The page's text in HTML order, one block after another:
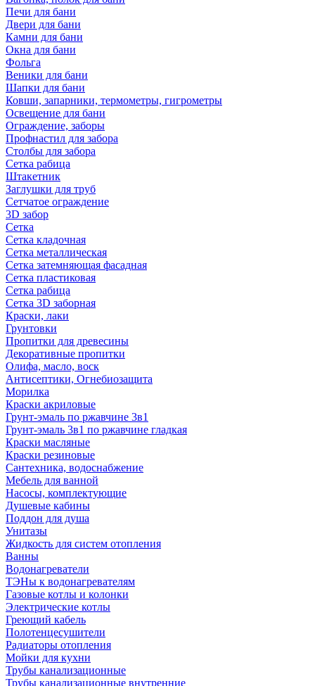
Печи для бани
Двери для бани
Камни для бани
Окна для бани
Фольга
Веники для бани
Шапки для бани
Ковши, запарники, термометры, гигрометры
Освещение для бани
Ограждение, заборы
Профнастил для забора
Столбы для забора
Сетка рабица
Штакетник
Заглушки для труб
Сетчатое ограждение
3D забор
Сетка
Сетка кладочная
Сетка металлическая
Сетка затемняющая фасадная
Сетка пластиковая
Сетка рабица
Сетка 3D заборная
Краски, лаки
Грунтовки
Пропитки для древесины
Декоративные пропитки
Олифа, масло, воск
Антисептики, Огнебиозащита
Морилка
Краски акриловые
Грунт-эмаль по ржавчине 3в1
Грунт-эмаль 3в1 по ржавчине гладкая
Краски масляные
Краски резиновые
Сантехника, водоснабжение
Мебель для ванной
Насосы, комплектующие
Душевые кабины
Поддон для душа
Унитазы
Жидкость для систем отопления
Ванны
Водонагреватели
ТЭНы к водонагревателям
Газовые котлы и колонки
Электрические котлы
Греющий кабель
Полотенцесушители
Радиаторы отопления
Мойки для кухни
Трубы канализационные
Трубы канализационные внутренние